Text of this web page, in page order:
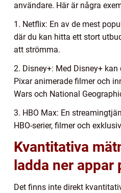
användare. Här är några
1. Netflix: En av de mest
där du kan hitta ett stort
att strömma.
2. Disney+: Med Disney+
Pixar animerade filmer och
Wars och National
3. HBO Max: En
HBO-serier, filmer och
Kvantitativa
ladda ner appar
Det finns inte direkt